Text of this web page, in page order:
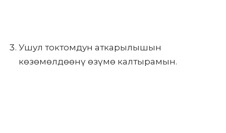
Ушул токтомдун аткарылышын
көзөмөлдөөнү өзүмө калтырамын.